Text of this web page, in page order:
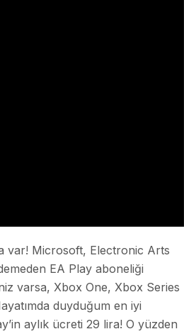
var! Microsoft, Electronic Arts
EA Play aboneliği
varsa, Xbox One, Xbox Series
duyduğum en iyi
aylık ücreti 29 lira! O yüzden